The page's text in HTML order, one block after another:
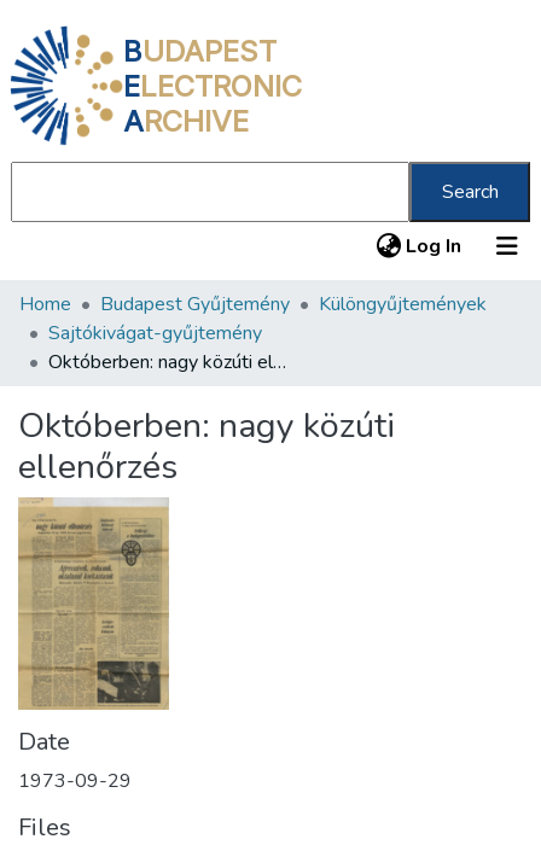
BUDAPEST
ELECTRONIC
ARCHIVE
Search
Log In (current)
Communities & Collections
All of DSpace
About us
Home Budapest Gyűjtemény
Különgyűjtemények
Sajtókivágat-gyűjtemény
Októberben: nagy közúti ellenőrzés
Októberben: nagy közúti
ellenőrzés
Date
1973-09-29
Files